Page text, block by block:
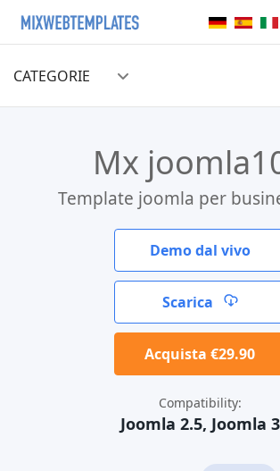
Seleziona
CATEGORIE
Mx
Template joomla per
Demo dal vivo
Scarica
Acquista €29.90
Compatibility:
Joomla 2.5, Joomla 3